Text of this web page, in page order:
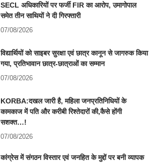
SECL अधिकारियों पर फर्जी FIR का आरोप, उमागोपाल
समेत तीन साथियों ने दी गिरफ्तारी
07/08/2026
विद्यार्थियों को साइबर सुरक्षा एवं छात्र कानून से जागरुक किया
गया, प्रतिभावान छात्र-छात्राओं का सम्मान
07/08/2026
KORBA:दखल जारी है, महिला जनप्रतिनिधियों के
कामकाज में पति और करीबी रिश्तेदारों की,कैसे होंगी
सशक्त…!
07/08/2026
कांग्रेस में संगठन विस्तार एवं जनहित के मुद्दों पर बनी व्यापक